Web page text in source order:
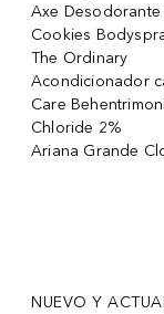
Axe Desodorante
Cookies
The Ordinary
Acondicionador
Care
Chloride 2%
Ariana Grande
NUEVO Y